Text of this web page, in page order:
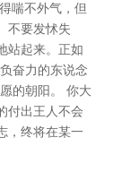
喘不外气，但
不要发怵失
站起来。正如
奋力的东说念
的朝阳。 你大
付出王人不会
，终将在某一